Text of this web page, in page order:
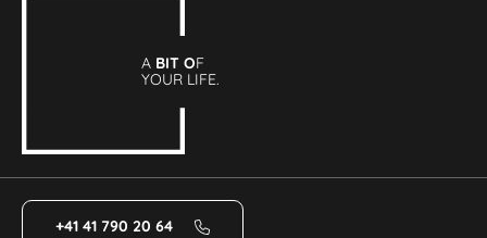
A BIT OF
YOUR LIFE.
+41 41 790 20 64